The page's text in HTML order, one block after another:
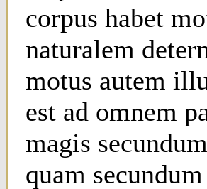
corpus habet
naturalem
motus autem
est ad omnem
magis
quam secundum